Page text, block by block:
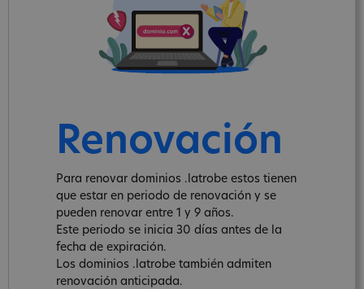
Renovación
Para renovar dominios .latrobe estos tienen
que estar en periodo de renovación y se
pueden renovar entre 1 y 9 años.
Este periodo se inicia 30 días antes de la
fecha de expiración.
Los dominios .latrobe también admiten
renovación anticipada.